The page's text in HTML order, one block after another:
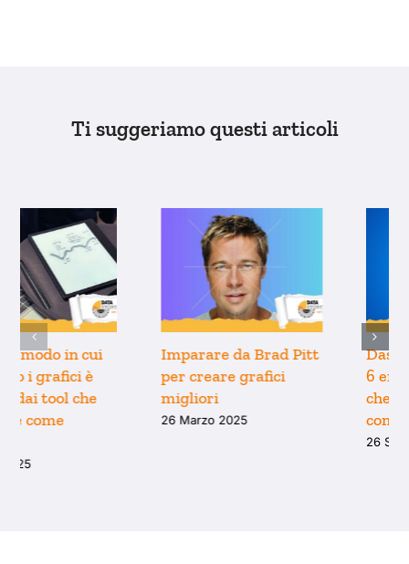
Ti suggeriamo questi articoli
Perché il modo in cui
pensiamo i grafici è
limitato dai tool che
usiamo (e come
9 Aprile 2025
Imparare da Brad Pitt
per creare grafici
26 Marzo 2025